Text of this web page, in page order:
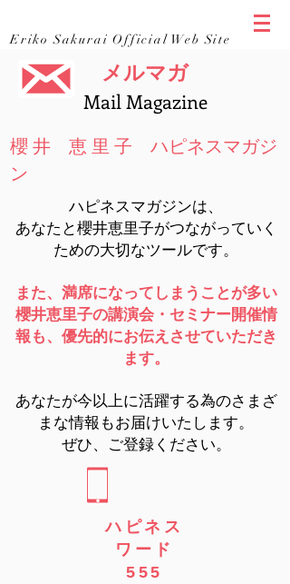
Eriko Sakurai Official Web Site
メルマガ
Mail Magazine
櫻 井 恵 里 子 ハピネスマガジ
ン
ハピネスマガジンは、
あなたと櫻井恵里子がつながっていく
ための大切なツールです。
また、満席になってしまうことが多い
櫻井恵里子の講演会・セミナー開催情
報も、優先的にお伝えさせていただき
ます。
あなたが今以上に活躍する為のさまざ
まな情報もお届けいたします。
ぜひ、ご登録ください。
​ハピネス
ワード
555